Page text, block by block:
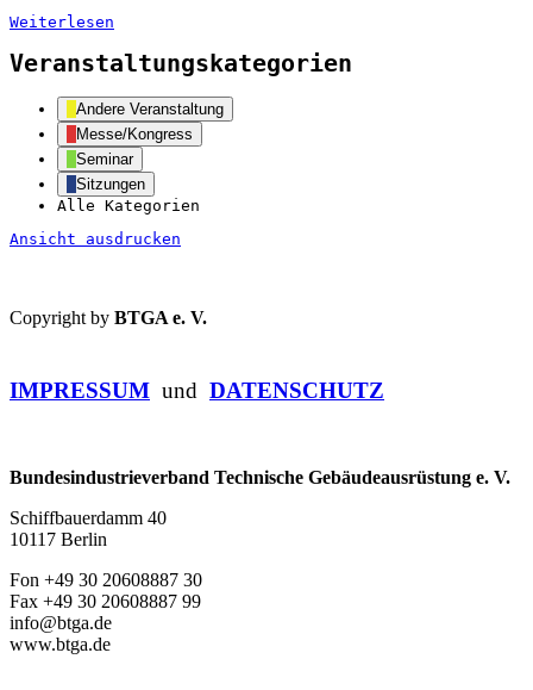
Weiterlesen
Veranstaltungskategorien
Andere Veranstaltung
Messe/Kongress
Seminar
Sitzungen
Alle Kategorien
Ansicht ausdrucken
Copyright by BTGA e. V.
IMPRESSUM und DATENSCHUTZ
Bundesindustrieverband Technische Gebäudeausrüstung e. V.
Schiffbauerdamm 40
10117 Berlin
Fon +49 30 20608887 30
Fax +49 30 20608887 99
info@btga.de
www.btga.de